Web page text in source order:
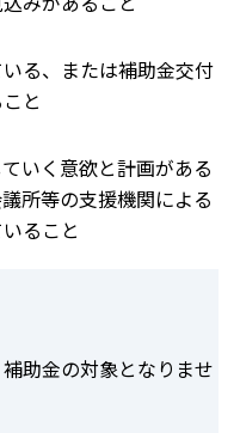
る、または補助金交付
と
いく意欲と計画がある
所等の支援機関による
ること
助金の対象となりませ